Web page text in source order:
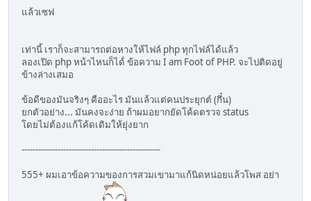
แล้วเซฟ
เท่านี้ เราก็จะสามารถต่อหางให้ไฟล์ php ทุกไฟล์ได้แล้ว
ลองเปิด php หน้าไหนก็ได้่ ข้อความ I am Foot of PHP. จะไปติดอยู่
ข้างล่างเสมอ
ข้อดีของมันจริงๆ คืออะไร มันแล้วแต่คนประยุกต์ (กึ๋น)
ยกตัวอย่าง... มันคงจะง่าย ถ้าผมอยากยัดโค้ดตรวจ status
โดยไม่ต้องแก้โค้ดเดิมให้ยุ่งยาก
--------------------------------------------------
555+ ผมเอาข้อความของการสวมเขามาแก้นิดหน่อยแล้วโพส อย่า